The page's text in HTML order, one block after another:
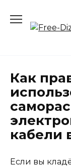
содержанию
Как
кабели
Если вы